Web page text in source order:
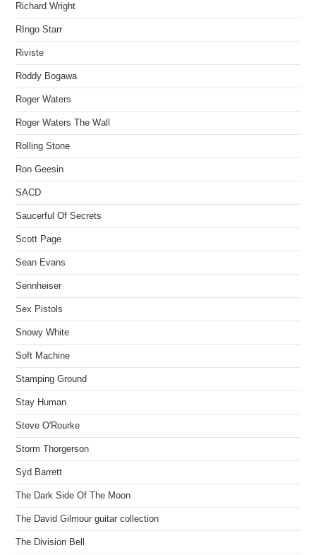
Richard Wright
RIngo Starr
Riviste
Roddy Bogawa
Roger Waters
Roger Waters The Wall
Rolling Stone
Ron Geesin
SACD
Saucerful Of Secrets
Scott Page
Sean Evans
Sennheiser
Sex Pistols
Snowy White
Soft Machine
Stamping Ground
Stay Human
Steve O'Rourke
Storm Thorgerson
Syd Barrett
The Dark Side Of The Moon
The David Gilmour guitar collection
The Division Bell